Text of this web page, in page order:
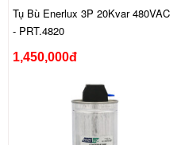
Tụ Bù Enerlux 3P 20Kvar 480VAC
- PRT.4820
1,450,000đ